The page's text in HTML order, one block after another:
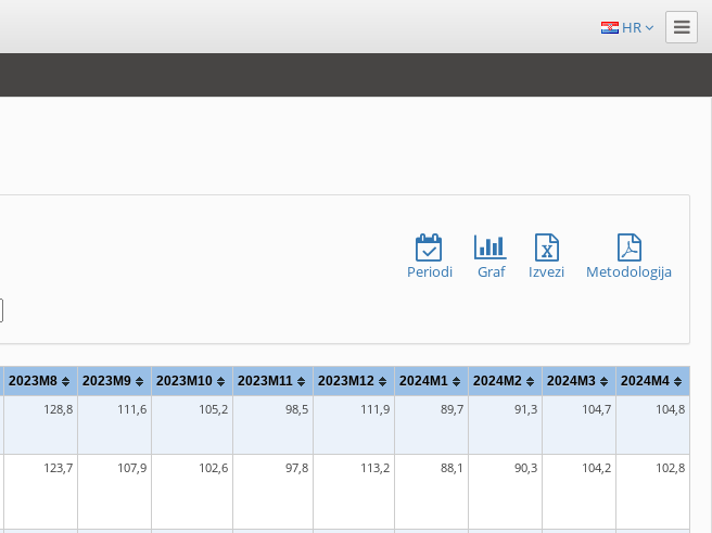
HR
Periodi Graf Izvezi Metodologija
2023M8 2023M9 2023M10 2023M11 2023M12 2024M1 2024M2 2024M3 2024M4
128,8 111,6 105,2 98,5 111,9 89,7 91,3 104,7 104,8
123,7 107,9 102,6 97,8 113,2 88,1 90,3 104,2 102,8